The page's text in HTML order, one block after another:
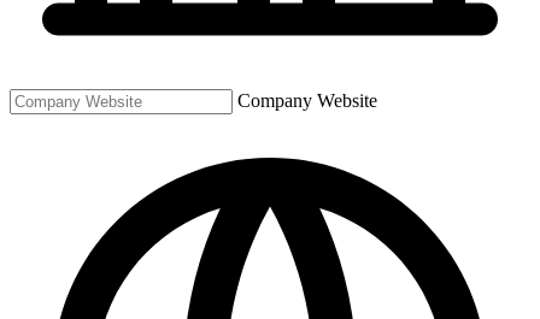
Company Website